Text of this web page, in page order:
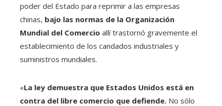
poder del Estado para reprimir a las empresas
chinas, bajo las normas de la Organización
Mundial del Comercio allí trastornó gravemente el
establecimiento de los candados industriales y
suministros mundiales.
«La ley demuestra que Estados Unidos está en
contra del libre comercio que defiende. No sólo